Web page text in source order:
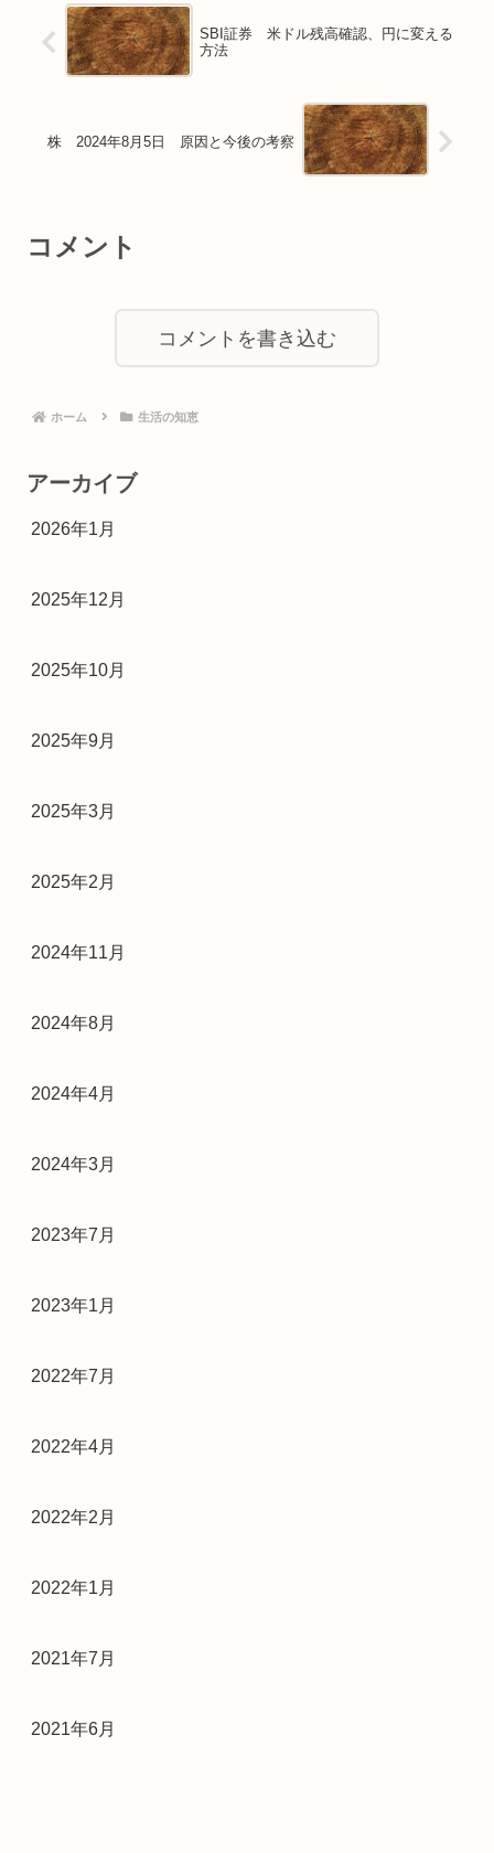
SBI証券 米ドル残高確認、円に変える
方法
株 2024年8月5日 原因と今後の考察
コメント
コメントを書き込む
ホーム 生活の知恵
アーカイブ
2026年1月
2025年12月
2025年10月
2025年9月
2025年3月
2025年2月
2024年11月
2024年8月
2024年4月
2024年3月
2023年7月
2023年1月
2022年7月
2022年4月
2022年2月
2022年1月
2021年7月
2021年6月